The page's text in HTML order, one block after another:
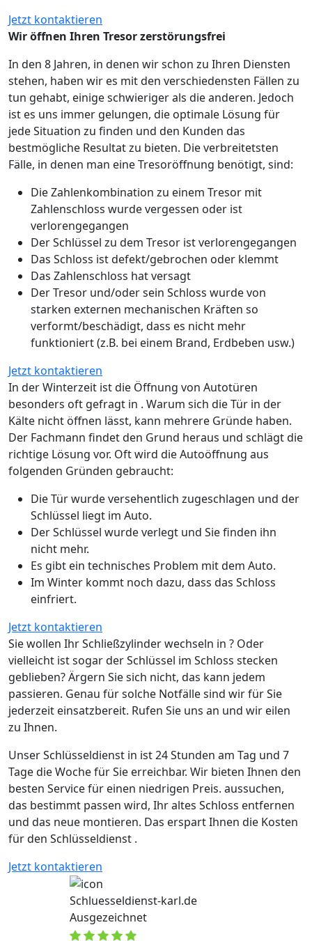
Jetzt kontaktieren
Wir öffnen Ihren Tresor zerstörungsfrei
In den 8 Jahren, in denen wir schon zu Ihren Diensten
stehen, haben wir es mit den verschiedensten Fällen zu
tun gehabt, einige schwieriger als die anderen. Jedoch
ist es uns immer gelungen, die optimale Lösung für
jede Situation zu finden und den Kunden das
bestmögliche Resultat zu bieten. Die verbreitetsten
Fälle, in denen man eine Tresoröffnung benötigt, sind:
Die Zahlenkombination zu einem Tresor mit
Zahlenschloss wurde vergessen oder ist
verlorengegangen
Der Schlüssel zu dem Tresor ist verlorengegangen
Das Schloss ist defekt/gebrochen oder klemmt
Das Zahlenschloss hat versagt
Der Tresor und/oder sein Schloss wurde von
starken externen mechanischen Kräften so
verformt/beschädigt, dass es nicht mehr
funktioniert (z.B. bei einem Brand, Erdbeben usw.)
Jetzt kontaktieren
In der Winterzeit ist die Öffnung von Autotüren
besonders oft gefragt in . Warum sich die Tür in der
Kälte nicht öffnen lässt, kann mehrere Gründe haben.
Der Fachmann findet den Grund heraus und schlägt die
richtige Lösung vor. Oft wird die Autoöffnung aus
folgenden Gründen gebraucht:
Die Tür wurde versehentlich zugeschlagen und der
Schlüssel liegt im Auto.
Der Schlüssel wurde verlegt und Sie finden ihn
nicht mehr.
Es gibt ein technisches Problem mit dem Auto.
Im Winter kommt noch dazu, dass das Schloss
einfriert.
Jetzt kontaktieren
Sie wollen Ihr Schließzylinder wechseln in ? Oder
vielleicht ist sogar der Schlüssel im Schloss stecken
geblieben? Ärgern Sie sich nicht, das kann jedem
passieren. Genau für solche Notfälle sind wir für Sie
jederzeit einsatzbereit. Rufen Sie uns an und wir eilen
zu Ihnen.
Unser Schlüsseldienst in ist 24 Stunden am Tag und 7
Tage die Woche für Sie erreichbar. Wir bieten Ihnen den
besten Service für einen niedrigen Preis. aussuchen,
das bestimmt passen wird, Ihr altes Schloss entfernen
und das neue montieren. Das erspart Ihnen die Kosten
für den Schlüsseldienst .
Jetzt kontaktieren
Schluesseldienst-karl.de
Ausgezeichnet